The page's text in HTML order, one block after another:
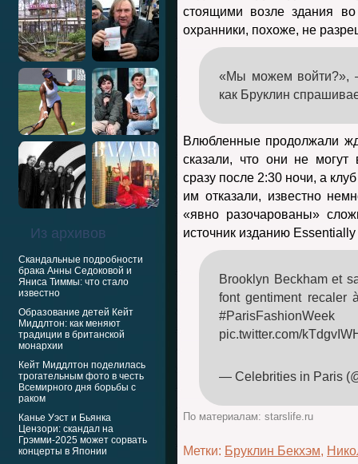
Из архивов
Скандальные подробности
брака Анны Седоковой и
Яниса Тиммы: что стало
известно
Образование детей Кейт
Миддлтон: как меняют
традиции в британской
монархии
Кейт Миддлтон поделилась
трогательным фото в честь
Всемирного дня борьбы с
раком
Канье Уэст и Бьянка
Цензори: скандал на
Грэмми-2025 может сорвать
концерты в Японии
стоящими возле здания
охранники, похоже, не
«Мы можем войти?»,
как Бруклин
Влюбленные продолжали
сказали, что они не
сразу после 2:30 ночи, а
им отказали, известно
«явно разочарованы»
источник изданию
Brooklyn Beckham et
font gentiment recaler
pic.twitter.com/
— Celebrities in Paris
По материалам: starslife.ru
Метки: Бруклин Бекхэм,